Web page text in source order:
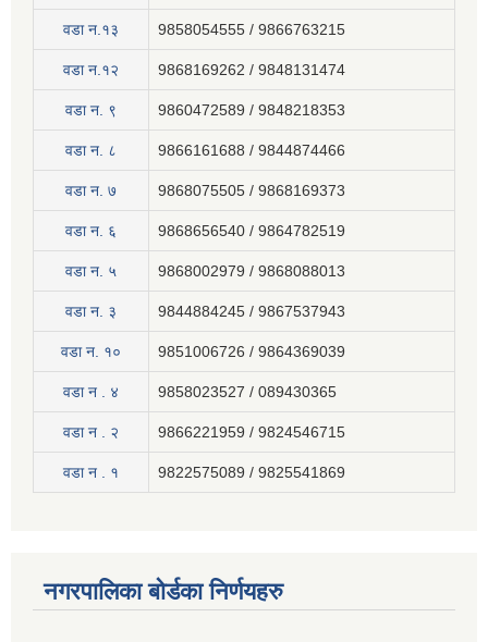
वडा न.१३ 9858054555 / 9866763215
वडा न.१२ 9868169262 / 9848131474
वडा न. ९ 9860472589 / 9848218353
वडा न. ८ 9866161688 / 9844874466
वडा न. ७ 9868075505 / 9868169373
वडा न. ६ 9868656540 / 9864782519
वडा न. ५ 9868002979 / 9868088013
वडा न. ३ 9844884245 / 9867537943
वडा न. १० 9851006726 / 9864369039
वडा न . ४ 9858023527 / 089430365
वडा न . २ 9866221959 / 9824546715
वडा न . १ 9822575089 / 9825541869
नगरपालिका बोर्डका निर्णयहरु